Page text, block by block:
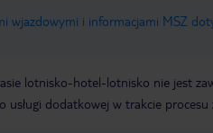
wjazdowymi i informacjami MSZ
lotnisko-hotel-lotnisko nie jest
usługi dodatkowej w trakcie procesu